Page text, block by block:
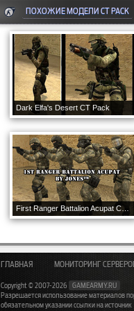
ПОХОЖИЕ МОДЕЛИ CT PACK
Dark Elfa's Desert CT Pack
First Ranger Battalion Acupat CT Pack
ГЛАВНАЯ МОНИТОРИНГ
Copyright © 2007-2026
GAMEARMY.RU
Разрешается использование материалов
обязательном указании ссылки на источник